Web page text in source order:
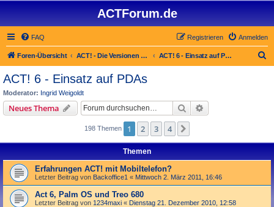
ACTForum.de
FAQ Anmelden
Registrieren
Foren-Übersicht ACT! - Die Versionen 2.x bis 6.x (auch ACT! 2000) ACT! 6 - Einsatz auf PDAs
ACT! 6 - Einsatz auf PDAs
Moderator: Ingrid Weigoldt
Neues Thema Suche
198 Themen 1 2 3 4
Themen
Erfahrungen ACT! mit Mobiltelefon?
Letzter Beitrag von Backoffice1 « Mittwoch 2. März 2011, 16:46
Act 6, Palm OS und Treo 680
Letzter Beitrag von 1234maxi « Dienstag 21. Dezember 2010, 12:58